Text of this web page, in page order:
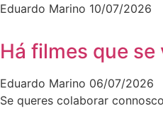
Eduardo Marino 10/07/2026
Há filmes que se
Eduardo Marino 06/07/2026
Se queres colaborar